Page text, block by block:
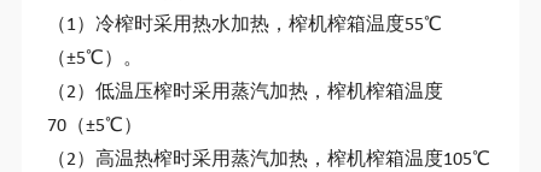
（1）冷榨时采用热水加热，榨机榨箱温度55℃
（±5℃）。
（2）低温压榨时采用蒸汽加热，榨机榨箱温度
70（±5℃）
（2）高温热榨时采用蒸汽加热，榨机榨箱温度105℃